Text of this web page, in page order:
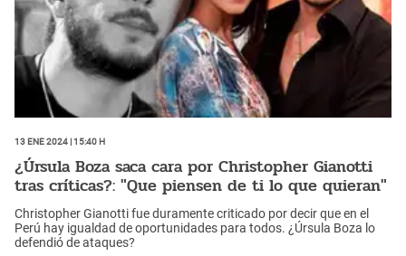
13 Ene 2024 | 15:40 h
¿Úrsula Boza saca cara por Christopher Gianotti
tras críticas?: "Que piensen de ti lo que quieran"
Christopher Gianotti fue duramente criticado por decir que en el
Perú hay igualdad de oportunidades para todos. ¿Úrsula Boza lo
defendió de ataques?